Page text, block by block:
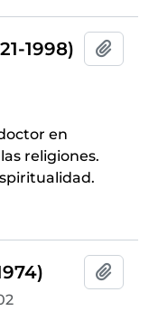
1998)
en
religiones.